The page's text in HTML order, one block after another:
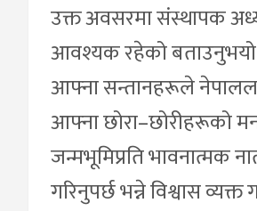
उक्त अवसरमा संस्थापक
आवश्यक रहेको बताउनुभयो
आफ्ना सन्तानहरूले
आफ्ना छोरा–छोरीहरूको
जन्मभूमिप्रति भावनात्मक
गरिनुपर्छ भन्ने विश्वास व्यक्त